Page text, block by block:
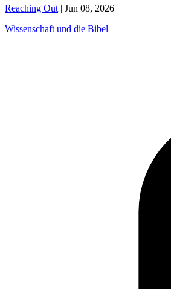
Reaching Out | Jun 08, 2026
Wissenschaft und die Bibel